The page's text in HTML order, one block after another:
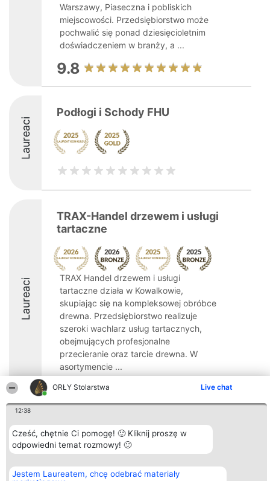
ORŁY Stolarstwa Live chat
12:38
Cześć, chętnie Ci pomogę! 🙂 Kliknij proszę w
odpowiedni temat rozmowy! 🙂
Jestem Laureatem, chcę odebrać materiały
Warszawy, Piaseczna i pobliskich
miejscowości. Przedsiębiorstwo może
pochwalić się ponad dziesięcioletnim
doświadczeniem w branży, a ...
9.8
Laureaci
Podłogi i Schody FHU
Laureaci
TRAX-Handel drzewem i usługi
tartaczne
TRAX Handel drzewem i usługi
tartaczne działa w Kowalkowie,
skupiając się na kompleksowej obróbce
drewna. Przedsiębiorstwo realizuje
szeroki wachlarz usług tartacznych,
obejmujących profesjonalne
przecieranie oraz tarcie drewna. W
asortymencie ...
8.6
Organizator plebiscytu
Bright Side Solutions sp. z o.
o. sp. k.
Wrocław 50-079
KRS 0000749100 | Regon
Plebiscyt
Laureaci
Lista
Laureatów
Zasady
Kontakt